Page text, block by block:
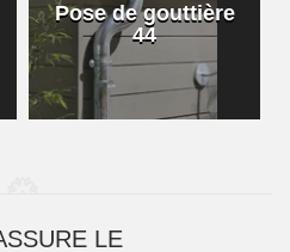
Pose de gouttière
44
LE